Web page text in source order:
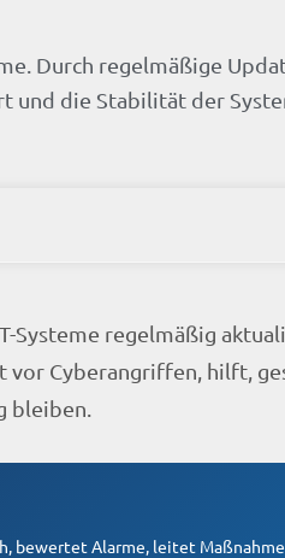
Durch regelmäßige
und die Stabilität der
Systeme regelmäßig
vor Cyberangriffen, hilft,
bleiben.
bewertet Alarme, leitet